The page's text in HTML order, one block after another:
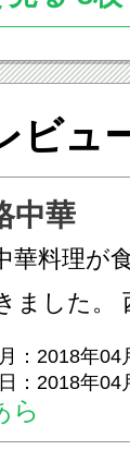
ビュ
中華
華料理が
西八王子駅北口
分ほどの
...
：2018年04
：2018年04
ら